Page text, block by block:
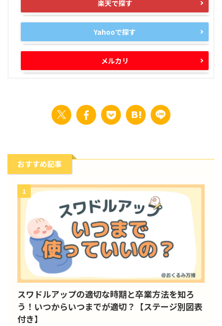
楽天で探す
Yahooで探す
メルカリ
おすすめ記事
1
スワドルアップの適切な時期と卒業方法を知ろ
う！いつからいつまでが適切？【ステージ別図表
付き】